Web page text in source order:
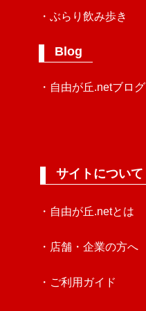
・ぶらり飲み歩き
Blog
・自由が丘.netブログ
サイトについて
・自由が丘.netとは
・店舗・企業の方へ
・ご利用ガイド